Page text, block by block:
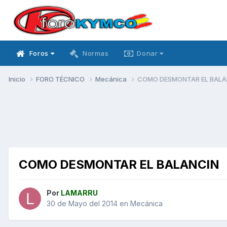
Foros Normas Donar
Inicio FORO TÉCNICO Mecánica COMO DESMONTAR EL
COMO DESMONTAR EL BALANCIN
Por LAMARRU
30 de Mayo del 2014 en Mecánica